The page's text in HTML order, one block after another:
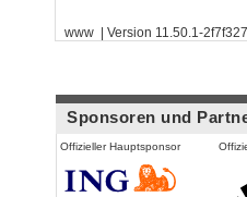
www | Version 11.50.1-2f7f327
Sponsoren und
Offizieller Hauptsponsor